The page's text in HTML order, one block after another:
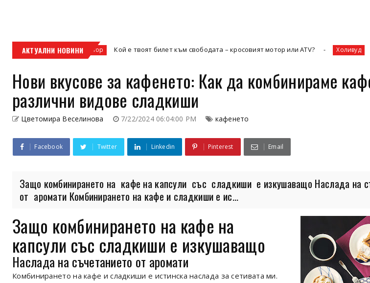
АКТУАЛНИ НОВИНИ
кросов мотор Кой е твоят билет към свободата – кросовият мотор или ATV? Холивуд Залезът на
Нови вкусове за кафенето: Как да комбинираме
различни видове сладкиши
Цветомира Веселинова 7/22/2024 06:04:00 PM кафенето
Facebook Twitter Linkedin Pinterest Email
Защо комбинирането на кафе на капсули със сладкиши е изкушаващо Наслада на
от аромати Комбинирането на кафе и сладкиши е ис...
Защо комбинирането на кафе на
капсули със сладкиши е изкушаващо
Наслада на съчетанието от аромати
Комбинирането на кафе и сладкиши е истинска наслада за сетивата ми.